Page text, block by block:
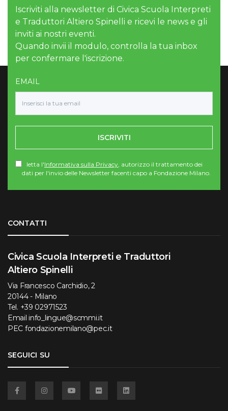
Iscriviti alla newsletter di Civica Scuola Interpreti
e Traduttori Altiero Spinelli e ricevi le news e gli
inviti ai nostri eventi.
Quando invii il modulo, controlla la tua inbox
per confermare l'iscrizione.
EMAIL
ISCRIVITI
letta l'Informativa sulla Privacy , autorizzo il trattamento dei
dati per l'invio delle Newsletter facenti capo a Fondazione Milano.
CONTATTI
Civica Scuola Interpreti e Traduttori
Altiero Spinelli
Via Francesco Carchidio, 2
20144 - Milano
Tel. +39 02971523
Email info_lingue@scmmi.it
PEC fondazionemilano@pec.it
SEGUICI SU